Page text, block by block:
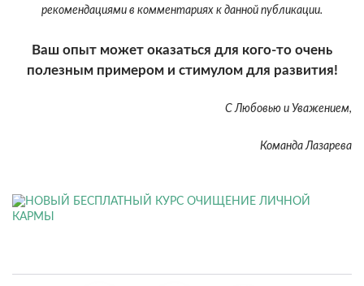
рекомендациями в комментариях к данной публикации.
Ваш опыт может оказаться для кого-то очень
полезным примером и стимулом для развития!
С Любовью и Уважением,
Команда Лазарева